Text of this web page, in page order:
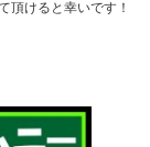
頂けると幸いです！